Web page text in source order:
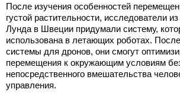
После изучения особенностей
густой растительности, исследователи
Лунда в Швеции придумали систему,
использована в летающих роботах.
системы для дронов, они смогут
перемещения к окружающим условиям
непосредственного вмешательства
управления.